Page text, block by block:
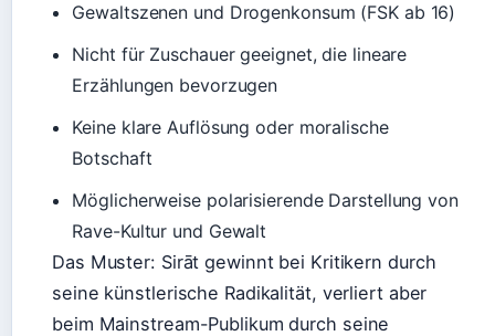
Gewaltszenen und Drogenkonsum (FSK ab 16)
Nicht für Zuschauer geeignet, die lineare
Erzählungen bevorzugen
Keine klare Auflösung oder moralische
Botschaft
Möglicherweise polarisierende Darstellung von
Rave-Kultur und Gewalt
Das Muster: Sirāt gewinnt bei Kritikern durch
seine künstlerische Radikalität, verliert aber
beim Mainstream-Publikum durch seine